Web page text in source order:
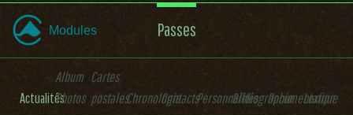
Modules Passes
Actualités
Album
Photos
Cartes
postalesChronologieContactsPersonnalitésBibliographieDocumentation
Lexique